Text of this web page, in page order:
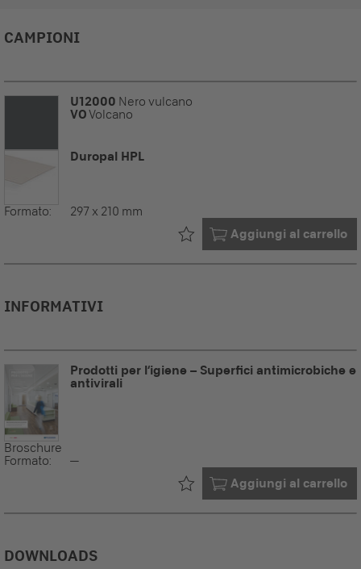
CAMPIONI
U12000 Nero vulcano
VOVolcano
Duropal HPL
Formato: 297 x 210 mm
Aggiungi al carrello
Già nel tuo
INFORMATIVI
Prodotti per l‘igiene – Superfici antimicrobiche e
antivirali
Broschure
Formato:
--
Aggiungi al carrello
Già nel tuo
DOWNLOADS